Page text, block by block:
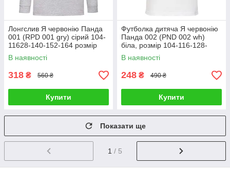
Лонгслив Я червонію Панда
001 (RPD 001 gry) сірий 104-
11628-140-152-164 розмір
В наявності
318 ₴ 560 ₴
Купити
Футболка дитяча Я червонію
Панда 002 (PND 002 wh)
біла, розмір 104-116-128-
140-152-164 см
В наявності
248 ₴ 490 ₴
Купити
Показати ще
1 / 5